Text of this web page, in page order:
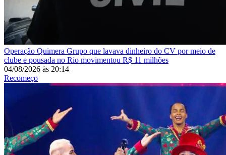
Operação Quimera Grupo que lavava dinheiro do CV por meio de
clube e pousada no Rio movimentou R$ 11 milhões
04/08/2026 às 20:14
Recomeço